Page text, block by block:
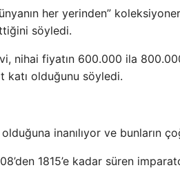
her yerinden”
söyledi.
nihai fiyatın 600.000 ila
katı olduğunu söyledi.
inanılıyor ve bunların
1815’e kadar süren